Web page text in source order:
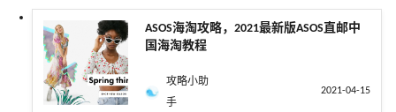
ASOS海淘攻略，2021最新版ASOS直邮中
国海淘教程
攻略小助
手
2021-04-15